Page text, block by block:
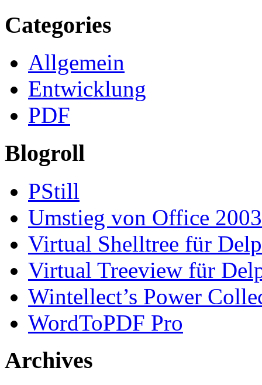
Categories
Allgemein
Entwicklung
PDF
Blogroll
PStill
Umstieg von Office
Virtual Shelltree für
Virtual Treeview für
Wintellect’s Power
WordToPDF Pro
Archives